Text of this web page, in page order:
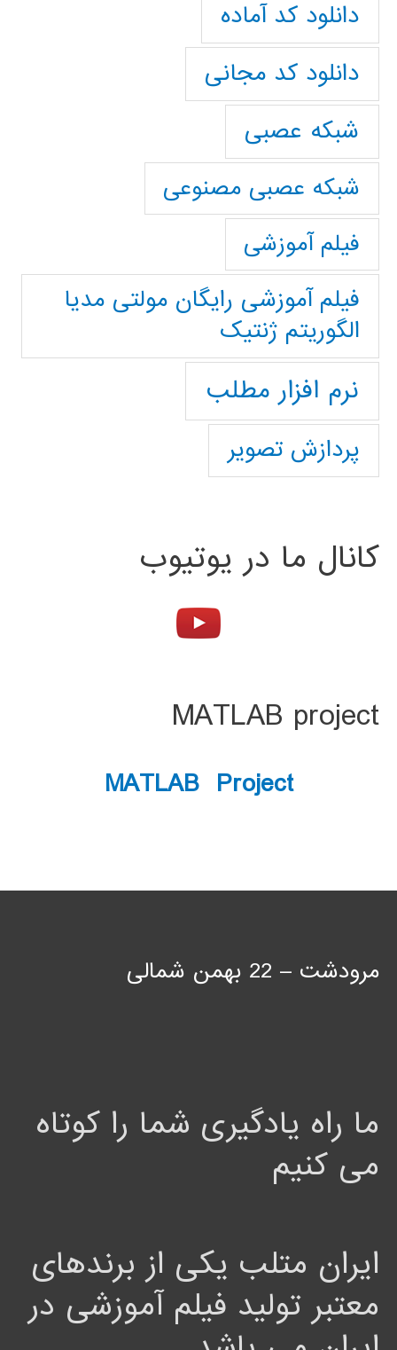
دانلود کد آماده
دانلود کد مجانی
شبکه عصبی
شبکه عصبی مصنوعی
فیلم آموزشی
فیلم آموزشی رایگان مولتی مدیا
الگوریتم ژنتیک
نرم افزار مطلب
پردازش تصویر
کانال ما در یوتیوب
MATLAB project
MATLAB Project
مرودشت – 22 بهمن شمالی
ما راه یادگیری شما را کوتاه
می کنیم
ایران متلب یکی از برندهای
معتبر تولید فیلم آموزشی در